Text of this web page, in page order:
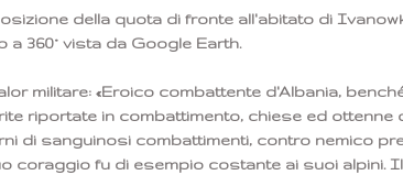
della quota di fronte all'abitato di
360° vista da Google Earth.
militare: «Eroico combattente d'Albania,
riportate in combattimento, chiese ed ottenne
di sanguinosi combattimenti, contro nemico
coraggio fu di esempio costante ai suoi alpini.